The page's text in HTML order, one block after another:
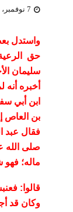
7 نوفمبر، 2009
واستدل
حق
سليمان
أخبره
ابن أبي
بن العاص
فقال عبد
صلى الله
ماله؛
قالوا :
وكان قد